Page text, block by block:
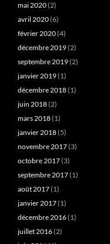
mai 2020(2)
avril 2020(6)
février 2020(4)
décembre 2019(2)
septembre 2019(2)
janvier 2019(1)
décembre 2018(1)
juin 2018(2)
mars 2018(1)
janvier 2018(5)
novembre 2017(3)
octobre 2017(3)
septembre 2017(1)
août 2017(1)
janvier 2017(1)
décembre 2016(1)
juillet 2016(2)